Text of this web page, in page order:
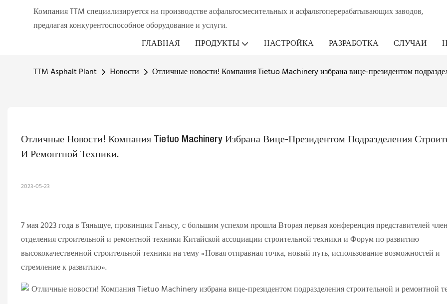
Компания TTM специализируется на производстве асфальтосмесительных и асфальтоперерабатывающих заводов,
предлагая конкурентоспособное оборудование и услуги.
ГЛАВНАЯ
ПРОДУКТЫ НАСТРОЙКА РАЗРАБОТКА СЛУЧАИ
TTM Asphalt Plant Новости Отличные новости! Компания Tietuo Machinery избрана вице-президентом
Отличные Новости! Компания Tietuo Machinery Избрана Вице-Президентом Подразделения
И Ремонтной Техники.
2023-05-23
7 мая 2023 года в Тяньшуе, провинция Ганьсу, с большим успехом прошла Вторая первая конференция представителей
отделения строительной и ремонтной техники Китайской ассоциации строительной техники и Форум по развитию
высококачественной строительной техники на тему «Новая отправная точка, новый путь, использование возможностей и
стремление к развитию».